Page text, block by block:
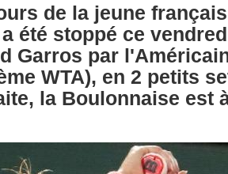
de la jeune
a été stoppé ce
Garros par
WTA), en 2 petits
la Boulonnaise est